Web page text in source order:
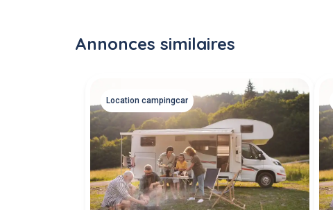
Annonces similaires
Location campingcar